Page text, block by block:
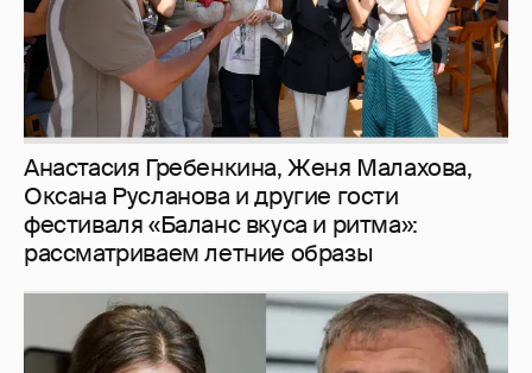
Анастасия Гребенкина, Женя Малахова,
Оксана Русланова и другие гости
фестиваля «Баланс вкуса и ритма»:
рассматриваем летние образы